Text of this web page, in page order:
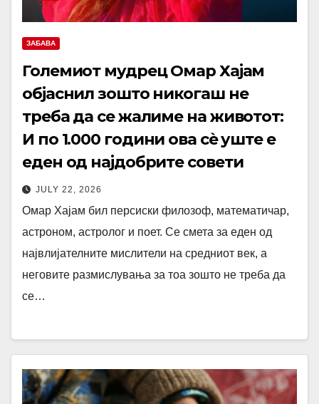
ЗАБАВА
Големиот мудрец Омар Хајам
објаснил зошто никогаш не
треба да се жалиме на животот:
И по 1.000 години ова сè уште е
еден од најдобрите совети
JULY 22, 2026
Омар Хајам бил персиски филозоф, математичар,
астроном, астролог и поет. Се смета за еден од
највлијателните мислители на средниот век, а
неговите размислувања за тоа зошто не треба да
се…